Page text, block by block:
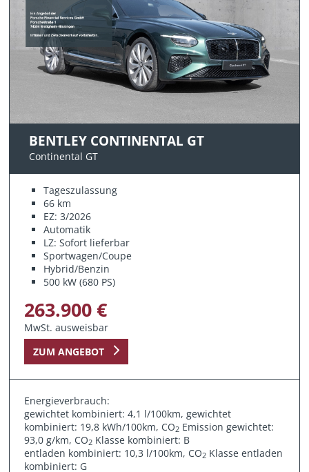
BENTLEY CONTINENTAL GT
Continental GT
Tageszulassung
66 km
EZ: 3/2026
Automatik
LZ: Sofort lieferbar
Sportwagen/Coupe
Hybrid/Benzin
500 kW (680 PS)
263.900 €
MwSt. ausweisbar
ZUM ANGEBOT
Energieverbrauch:
gewichtet kombiniert: 4,1 l/100km, gewichtet
kombiniert: 19,8 kWh/100km, CO2 Emission gewichtet:
93,0 g/km, CO2 Klasse kombiniert: B
entladen kombiniert: 10,3 l/100km, CO2 Klasse entladen
kombiniert: G